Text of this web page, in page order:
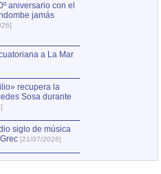
aniversario con el
jamás
a La Mar
recupera la
Sosa durante
siglo de música
[21/07/2026]